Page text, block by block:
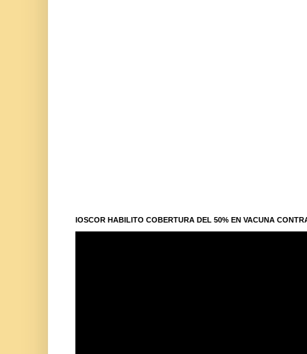
IOSCOR HABILITO COBERTURA DEL 50% EN VACUNA